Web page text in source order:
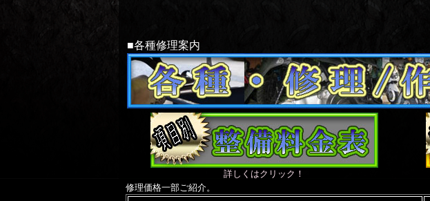
■各種修理案内
詳しくはクリック！
修理価格一部ご紹介。